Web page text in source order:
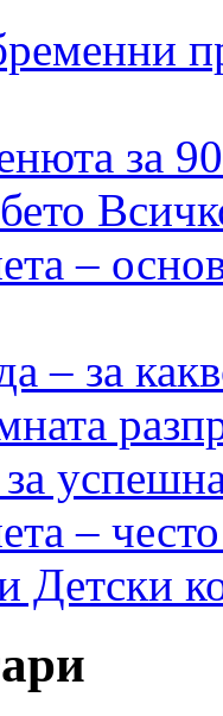
за 90
–
– за
–
Детски